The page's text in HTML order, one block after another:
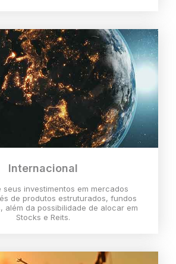
Internacional
seus investimentos em mercados
de produtos estruturados, fundos
além da possibilidade de alocar em
Stocks e Reits.